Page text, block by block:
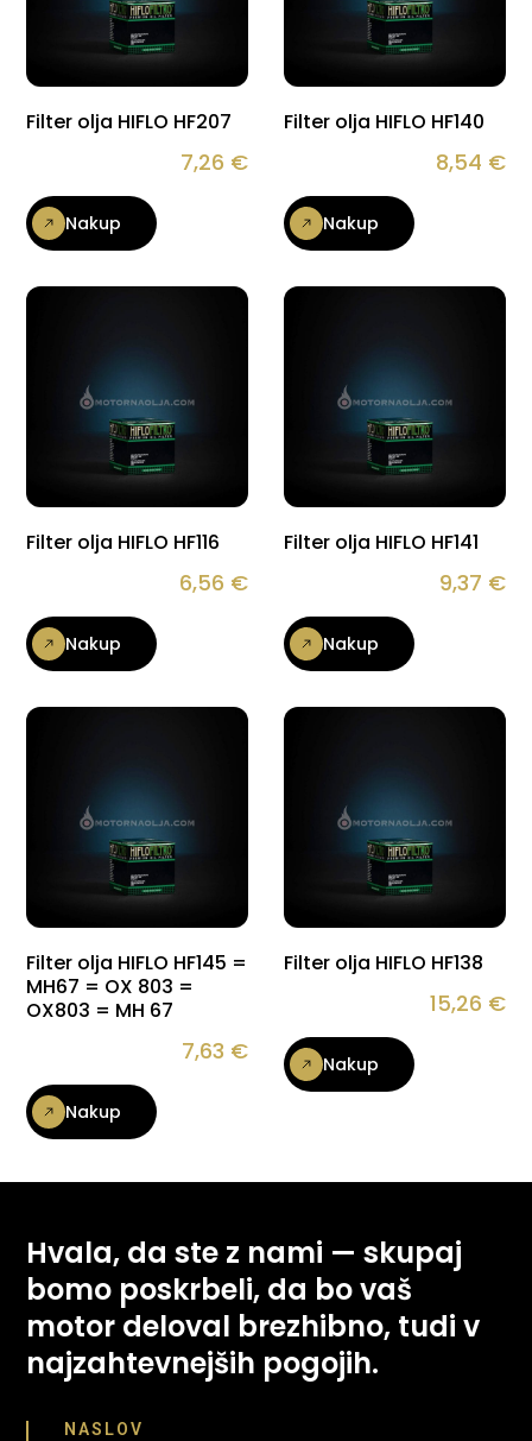
Filter olja HIFLO HF207
7,26 €
Nakup
Filter olja HIFLO HF140
8,54 €
Nakup
Filter olja HIFLO HF116
6,56 €
Nakup
Filter olja HIFLO HF141
9,37 €
Nakup
Filter olja HIFLO HF145 =
MH67 = OX 803 =
OX803 = MH 67
7,63 €
Nakup
Filter olja HIFLO HF138
15,26 €
Nakup
Hvala, da ste z nami — skupaj
bomo poskrbeli, da bo vaš
motor deloval brezhibno, tudi v
najzahtevnejših pogojih.
NASLOV